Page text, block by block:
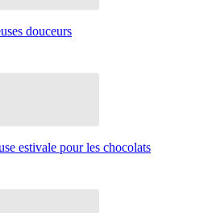
douceurs
estivale pour les chocolats